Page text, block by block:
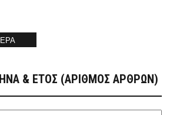
& ΕΤΟΣ (ΑΡΙΘΜΟΣ ΑΡΘΡΩΝ)